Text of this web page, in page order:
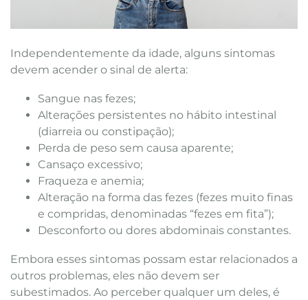
Independentemente da idade, alguns sintomas
devem acender o sinal de alerta:
Sangue nas fezes;
Alterações persistentes no hábito intestinal
(diarreia ou constipação);
Perda de peso sem causa aparente;
Cansaço excessivo;
Fraqueza e anemia;
Alteração na forma das fezes (fezes muito finas
e compridas, denominadas “fezes em fita”);
Desconforto ou dores abdominais constantes.
Embora esses sintomas possam estar relacionados a
outros problemas, eles não devem ser
subestimados. Ao perceber qualquer um deles, é